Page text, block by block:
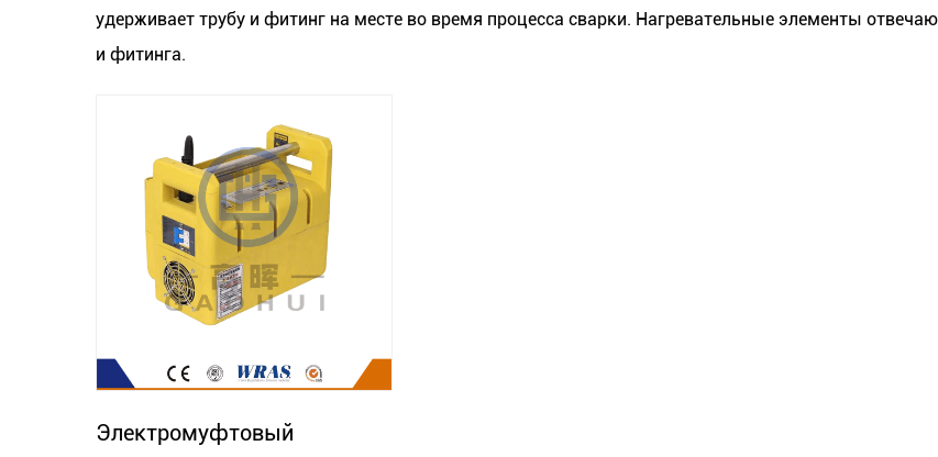
удерживает трубу и фитинг на месте во время процесса сварки. Нагревательные элементы
и фитинга.
Электромуфтовый